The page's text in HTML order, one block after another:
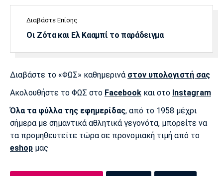
Διαβάστε Επίσης
Οι Ζότα και Ελ Κααμπί το παράδειγμα
Διαβάστε το «ΦΩΣ» καθημερινά στον υπολογιστή σας
Ακολουθήστε το ΦΩΣ στο Facebook και στο Instagram
Όλα τα φύλλα της εφημερίδας, από το 1958 μέχρι
σήμερα με σημαντικά αθλητικά γεγονότα, μπορείτε να
τα προμηθευτείτε τώρα σε προνομιακή τιμή από το
eshop μας